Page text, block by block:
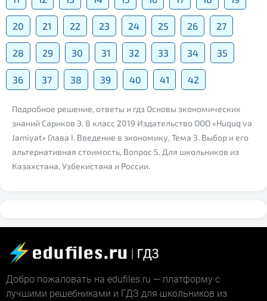
20 21 22 23 24 25 26 27
28 29 30 31 32 33 34 35
36 37 38 39 40 41 42
Подробное решение, ответы и гдз Основы экономических
знаний Сариков Э. 8 класс 2019 Издательство ООО «Huquq va
Jamiyat» Глава I. Введение в экономику, Тема 3. Выбор и его
альтернативная стоимость, Вопрос 5. Для школьников из
Казахстана, Узбекистана и России.
Добро пожаловать на edufiles.ru — платформу с
лучшими решебниками и ГДЗ для школьников из